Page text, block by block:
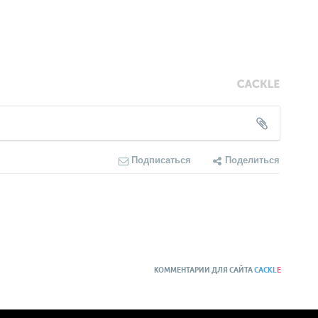
Подписаться Поделиться
КОММЕНТАРИИ ДЛЯ САЙТАCACKL E